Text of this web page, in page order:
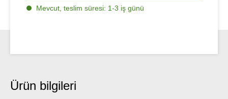
Mevcut, teslim süresi: 1-3 iş günü
Ürün bilgileri